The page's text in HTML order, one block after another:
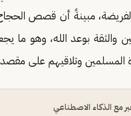
مبينةً أن قصص
والثقة بوعد الله، وهو ما
المسلمين وتلاقيهم على
مع الذكاء الاصطناعي